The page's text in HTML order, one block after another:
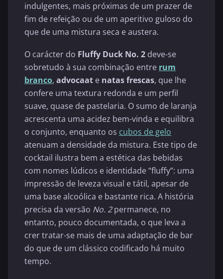
indulgentes, mais próximas de um prazer de
fim de refeição ou de um aperitivo guloso do
que de uma mistura seca e austera.
O carácter do Fluffy Duck No. 2 deve-se
sobretudo à sua combinação entre rum
branco, advocaat e natas frescas, que lhe
confere uma textura redonda e um perfil
suave, quase de pastelaria. O sumo de laranja
acrescenta uma acidez bem-vinda e equilibra
o conjunto, enquanto os cubos de gelo
atenuam a densidade da mistura. Este tipo de
cocktail ilustra bem a estética das bebidas
com nomes lúdicos e identidade “fluffy”: uma
impressão de leveza visual e tátil, apesar de
uma base alcoólica e bastante rica. A história
precisa da versão No. 2permanece, no
entanto, pouco documentada, o que leva a
crer tratar-se mais de uma adaptação de bar
do que de um clássico codificado há muito
tempo.